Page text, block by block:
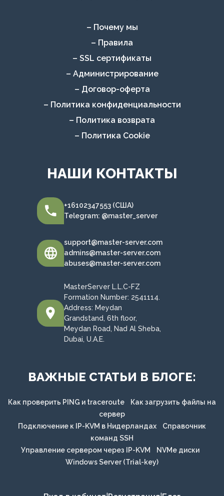
– Почему мы
– Правила
– SSL сертификаты
– Администрирование
– Договор-оферта
– Политика конфиденциальности
– Политика возврата
– Политика Cookie
НАШИ КОНТАКТЫ
+16102347553 (США)
Telegram: @master_server
support@master-server.com
admins@master-server.com
abuses@master-server.com
MasterServer L.L.C-FZ
Formation Number: 2541114.
Address: Meydan
Grandstand, 6th floor,
Meydan Road, Nad Al Sheba,
Dubai, U.A.E.
ВАЖНЫЕ СТАТЬИ В БЛОГЕ:
Как проверить PING и traceroute
Как загрузить файлы на
сервер
Подключение к IP-KVM в Нидерландах
Справочник
команд SSH
Управление сервером через IP-KVM
NVMe диски
Windows Server (Trial-key)